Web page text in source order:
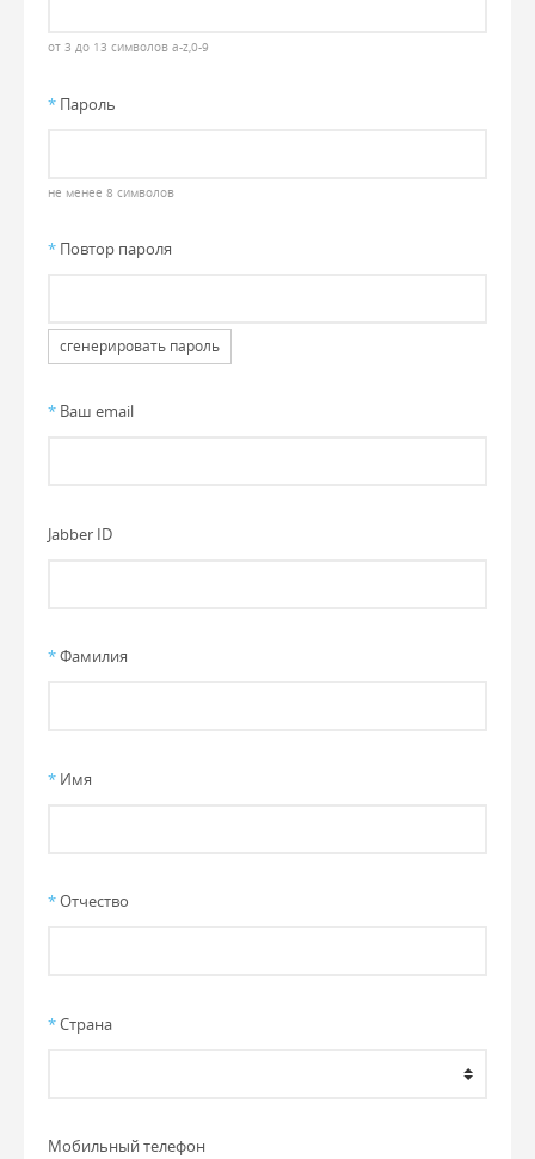
от 3 до 13 символов a-z,0-9
* Пароль
не менее 8 символов
* Повтор пароля
сгенерировать пароль
* Ваш email
Jabber ID
*Фамилия
* Имя
*Отчество
*Страна
Мобильный телефон